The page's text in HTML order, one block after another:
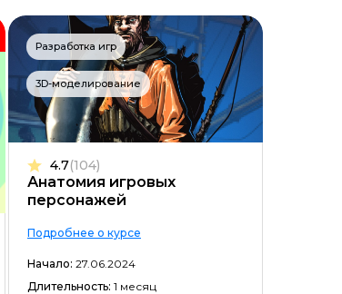
Разработка игр
3D-моделирование
Анатомия игровых
персонажей
4.7(104)
Подробнее о курсе
Начало: 27.06.2024
Длительность: 1 месяц